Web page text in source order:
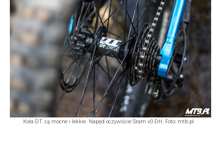
Koła DT są mocne i lekkie. Napęd oczywiście Sram x0 DH. Foto: mtb.pl